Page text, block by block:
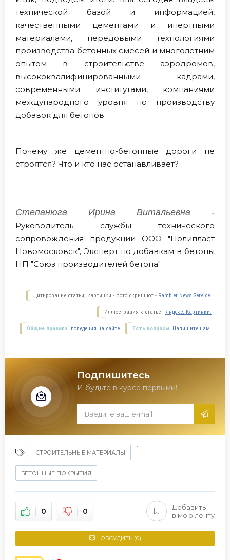
технической базой и информацией,
качественными цементами и инертными
материалами, передовыми технологиями
производства бетонных смесей и многолетним
опытом в строительстве аэродромов,
высококвалифицированными кадрами,
современными институтами, компаниями
международного уровня по производству
добавок для бетонов.
Почему же цементно-бетонные дороги не
строятся? Что и кто нас останавливает?
Степанюга Ирина Витальевна -
Руководитель службы технического
сопровождения продукции ООО "Полипласт
Новомосковск", Эксперт по добавкам в бетоны
НП "Союз производителей бетона"
Цитирование статьи, картинки - фото скриншот - Rambler News Service.
Иллюстрация к статье - Яндекс. Картинки.
Есть вопросы. Напишите нам.
Общие правила поведения на сайте.
Подпишитесь
И будьте в курсе первыми!
СТРОИТЕЛЬНЫЕ МАТЕРИАЛЫ
,
БЕТОННЫЕ ПОКРЫТИЯ
0 0
Добавить
в мою ленту
ОБСУДИТЬ (0)